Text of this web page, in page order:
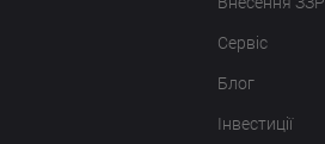
Сервіс
Блог
Інвестиції